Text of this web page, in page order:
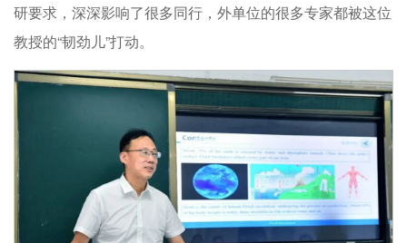
研要求，深深影响了很多同行，外单位的很多专家都被这位
教授的“韧劲儿”打动。